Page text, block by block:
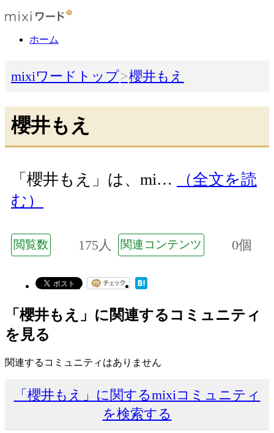
ホーム
mixiワードトップ 櫻井もえ
櫻井もえ
「櫻井もえ」は、mi…
（全文を読
む）
閲覧数 175人 関連コンテンツ 0個
「櫻井もえ」に関連するコミュニティ
を見る
関連するコミュニティはありません
「櫻井もえ」に関するmixiコミュニティ
を検索する